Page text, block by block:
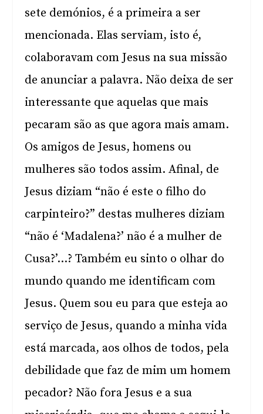
sete demónios, é a primeira a ser
mencionada. Elas serviam, isto é,
colaboravam com Jesus na sua missão
de anunciar a palavra. Não deixa de ser
interessante que aquelas que mais
pecaram são as que agora mais amam.
Os amigos de Jesus, homens ou
mulheres são todos assim. Afinal, de
Jesus diziam “não é este o filho do
carpinteiro?” destas mulheres diziam
“não é ‘Madalena?’ não é a mulher de
Cusa?’…? Também eu sinto o olhar do
mundo quando me identificam com
Jesus. Quem sou eu para que esteja ao
serviço de Jesus, quando a minha vida
está marcada, aos olhos de todos, pela
debilidade que faz de mim um homem
pecador? Não fora Jesus e a sua